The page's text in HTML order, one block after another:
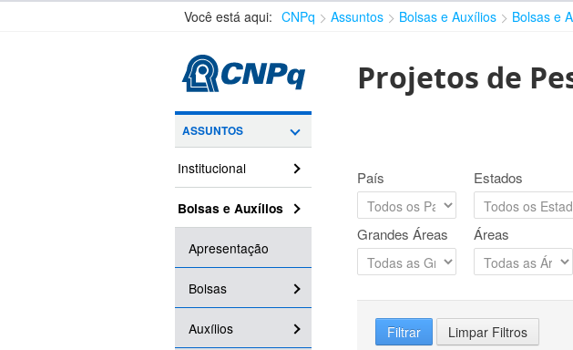
Você está aqui: CNPq Assuntos Bolsas e Auxílios Bolsas e
ASSUNTOS
Institucional
Bolsas e Auxílios
Apresentação
Bolsas
Auxílios
Projetos de
País Estados
Grandes Áreas Áreas
Filtrar Limpar Filtros